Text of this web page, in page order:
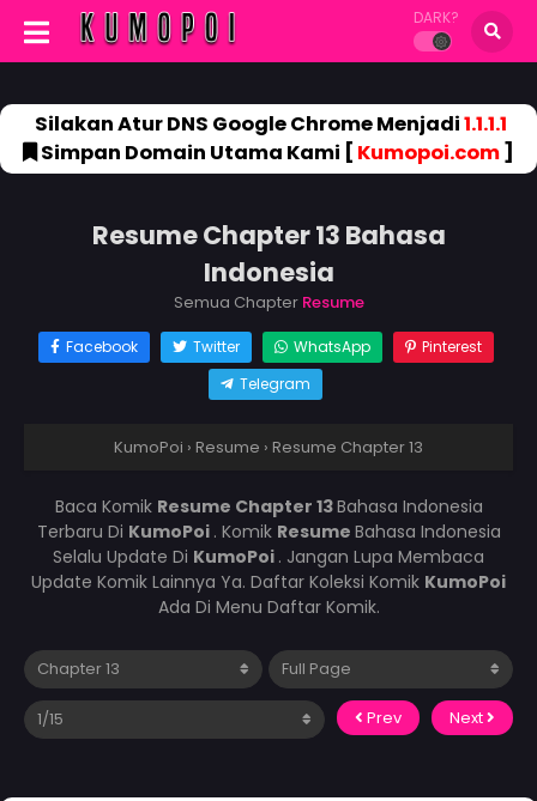
DARK?
Silakan Atur DNS Google Chrome Menjadi1.1.1.1
Simpan Domain Utama Kami [ Kumopoi.com]
Resume Chapter 13 Bahasa
Indonesia
Semua Chapter Resume
Facebook Twitter WhatsApp
Pinterest
Telegram
KumoPoi › Resume › Resume Chapter 13
Baca Komik Resume Chapter 13Bahasa Indonesia
Terbaru Di KumoPoi . Komik Resume Bahasa Indonesia
Selalu Update Di KumoPoi . Jangan Lupa Membaca
Update Komik Lainnya Ya. Daftar Koleksi Komik KumoPoi
Ada Di Menu Daftar Komik.
Prev Next